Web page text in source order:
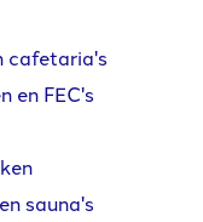
cafetaria's
en FEC's
sauna's